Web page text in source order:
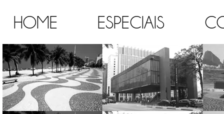
HOME ESPECIAIS